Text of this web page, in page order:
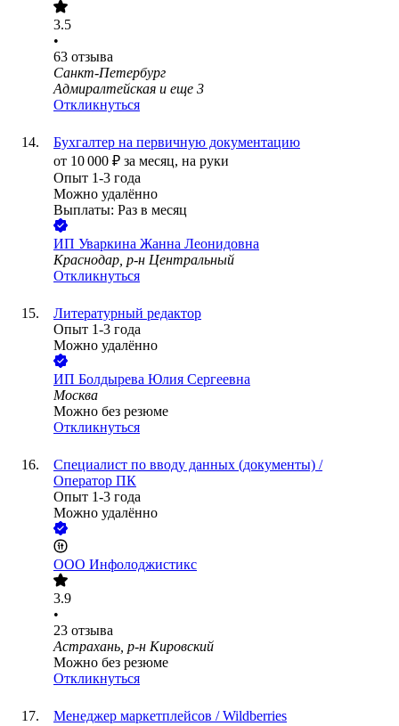
3.5
•
63 отзыва
Санкт-Петербург
Адмиралтейская и еще 3
Откликнуться
Бухгалтер на первичную документацию
от 10 000 ₽ за месяц, на руки
Опыт 1-3 года
Можно удалённо
Выплаты: Раз в месяц
ИП Уваркина Жанна Леонидовна
Краснодар, р-н Центральный
Откликнуться
Литературный редактор
Опыт 1-3 года
Можно удалённо
ИП Болдырева Юлия Сергеевна
Москва
Можно без резюме
Откликнуться
Специалист по вводу данных (документы) /
Оператор ПК
Опыт 1-3 года
Можно удалённо
ООО Инфолоджистикс
3.9
•
23 отзыва
Астрахань, р-н Кировский
Можно без резюме
Откликнуться
Менеджер маркетплейсов / Wildberries